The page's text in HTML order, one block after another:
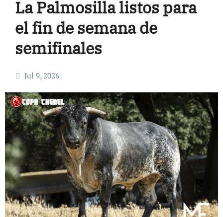
La Palmosilla listos para
el fin de semana de
semifinales
Jul 9, 2026